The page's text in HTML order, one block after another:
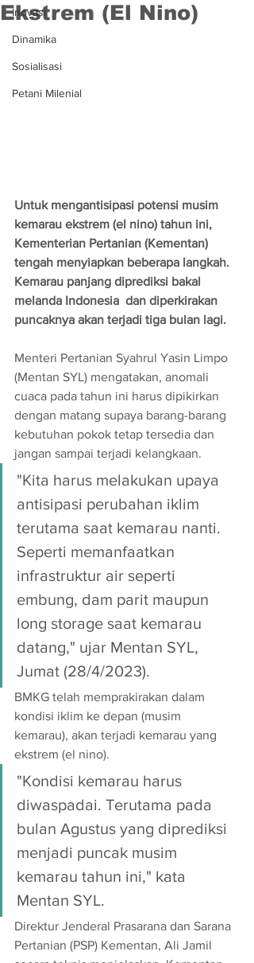
Inovasi
Dinamika
Sosialisasi
Petani Milenial
Ekstrem (El Nino)
Untuk mengantisipasi potensi musim
kemarau ekstrem (el nino) tahun ini,
Kementerian Pertanian (Kementan)
tengah menyiapkan beberapa langkah.
Kemarau panjang diprediksi bakal
melanda Indonesia  dan diperkirakan
puncaknya akan terjadi tiga bulan lagi.
Menteri Pertanian Syahrul Yasin Limpo
(Mentan SYL) mengatakan, anomali
cuaca pada tahun ini harus dipikirkan
dengan matang supaya barang-barang
kebutuhan pokok tetap tersedia dan
jangan sampai terjadi kelangkaan.
"Kita harus melakukan upaya
antisipasi perubahan iklim
terutama saat kemarau nanti.
Seperti memanfaatkan
infrastruktur air seperti
embung, dam parit maupun
long storage saat kemarau
datang," ujar Mentan SYL,
Jumat (28/4/2023).
BMKG telah memprakirakan dalam
kondisi iklim ke depan (musim
kemarau), akan terjadi kemarau yang
ekstrem (el nino).
"Kondisi kemarau harus
diwaspadai. Terutama pada
bulan Agustus yang diprediksi
menjadi puncak musim
kemarau tahun ini," kata
Mentan SYL.
Direktur Jenderal Prasarana dan Sarana
Pertanian (PSP) Kementan, Ali Jamil